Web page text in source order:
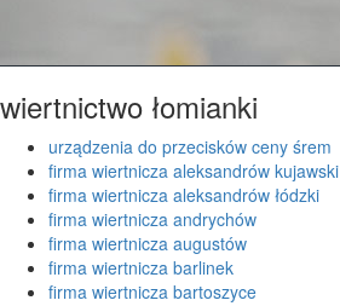
wiertnictwo łomianki
urządzenia do przecisków ceny śrem
firma wiertnicza aleksandrów kujawski
firma wiertnicza aleksandrów łódzki
firma wiertnicza andrychów
firma wiertnicza augustów
firma wiertnicza barlinek
firma wiertnicza bartoszyce